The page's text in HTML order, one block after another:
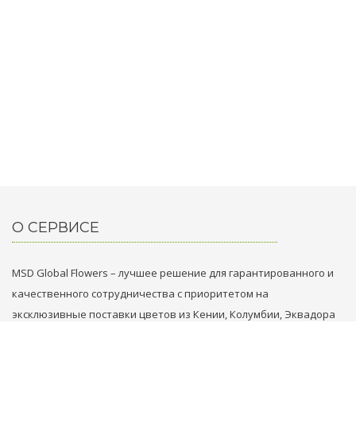
О СЕРВИСЕ
MSD Global Flowers – лучшее решение для гарантированного и
качественного сотрудничества с приоритетом на
эксклюзивные поставки цветов из Кении, Колумбии, Эквадора